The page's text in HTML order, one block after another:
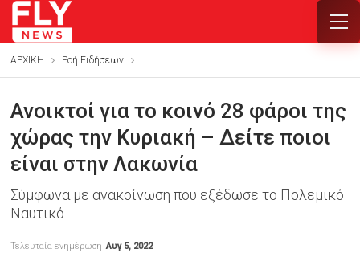
ΑΡΧΙΚΗ Ροή Ειδήσεων
Ανοικτοί για το κοινό 28 φάροι της
χώρας την Κυριακή – Δείτε ποιοι
είναι στην Λακωνία
Σύμφωνα με ανακοίνωση που εξέδωσε το Πολεμικό
Ναυτικό
Τελευταία ενημέρωση Αυγ 5, 2022